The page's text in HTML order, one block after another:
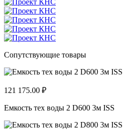
Сопутствующие товары
121 175.00 ₽
Емкость тех воды 2 D600 3м ISS